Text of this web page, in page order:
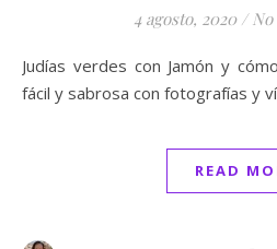
4 agosto, 2020 /
Judías verdes con Jamón y cómo cortar en juliana receta
fácil y sabrosa con fotografías y
READ